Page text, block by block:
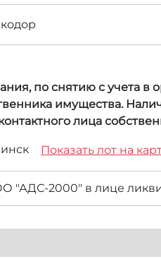
по снятию с учета в
имущества.
лица
Показать лот на
"АДС-2000" в лице